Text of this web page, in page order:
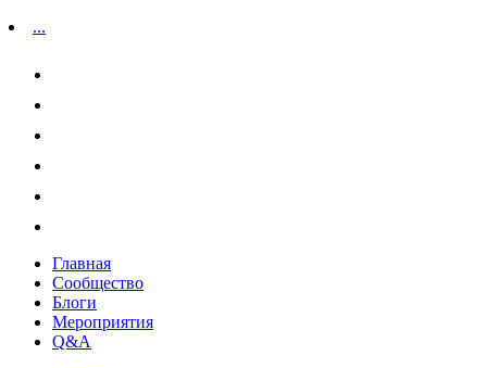
...
Главная
Сообщество
Блоги
Мероприятия
Q&A